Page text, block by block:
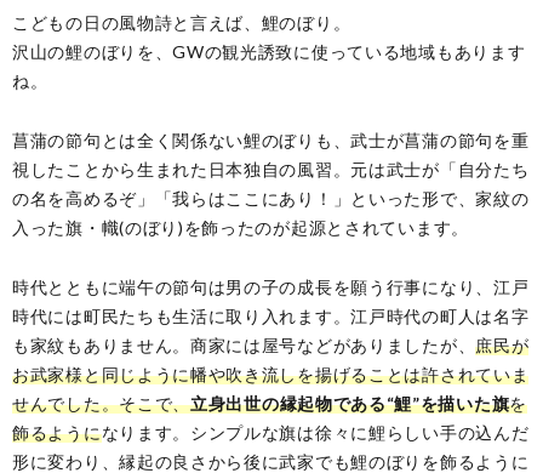
こどもの日の風物詩と言えば、鯉のぼり。
沢山の鯉のぼりを、GWの観光誘致に使っている地域もあります
ね。
菖蒲の節句とは全く関係ない鯉のぼりも、武士が菖蒲の節句を重
視したことから生まれた日本独自の風習。元は武士が「自分たち
の名を高めるぞ」「我らはここにあり！」といった形で、家紋の
入った旗・幟(のぼり)を飾ったのが起源とされています。
時代とともに端午の節句は男の子の成長を願う行事になり、江戸
時代には町民たちも生活に取り入れます。江戸時代の町人は名字
も家紋もありません。商家には屋号などがありましたが、庶民が
お武家様と同じように幡や吹き流しを揚げることは許されていま
せんでした。そこで、立身出世の縁起物である“鯉”を描いた旗を
飾るようになります。シンプルな旗は徐々に鯉らしい手の込んだ
形に変わり、縁起の良さから後に武家でも鯉のぼりを飾るように